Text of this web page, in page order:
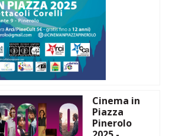
Cinema in
Piazza
Pinerolo